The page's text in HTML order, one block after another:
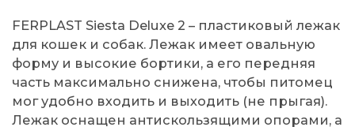
FERPLAST Siesta Deluxe 2 – пластиковый лежак
для кошек и собак. Лежак имеет овальную
форму и высокие бортики, а его передняя
часть максимально снижена, чтобы питомец
мог удобно входить и выходить (не прыгая).
Лежак оснащен антискользящими опорами, а